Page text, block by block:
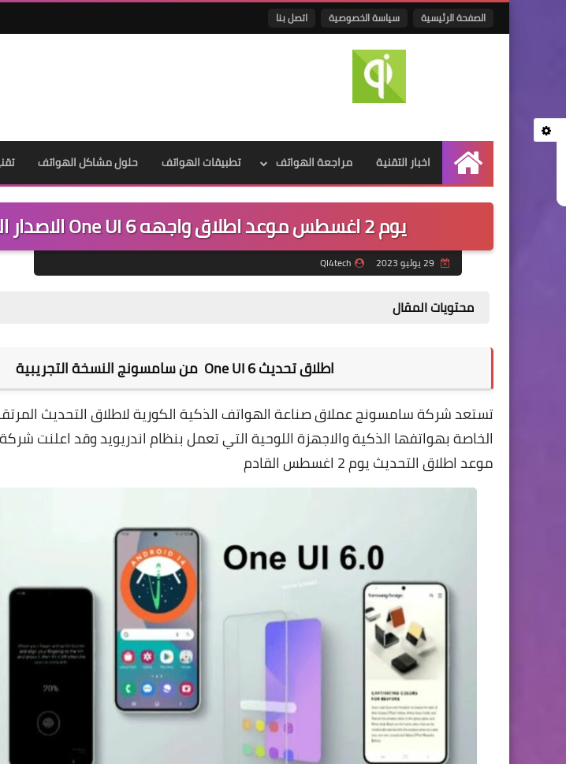
الصفحة الرئيسية سياسة الخصوصية اتصل بنا
الرئيسية
اخبار التقنية مراجعة الهواتف تطبيقات الهواتف حلول مشاكل الهواتف
يوم 2 اغسطس موعد اطلاق واجهه One UI 6 الاصدار التجريبي
QI4tech
محتويات المقال
اطلاق تحديث One UI 6 من سامسونج النسخة التجريبية
تستعد شركة سامسونج عملاق صناعة الهواتف الذكية الكورية لاطلاق التحديث
الخاصة بهواتفها الذكية والاجهزة اللوحية التي تعمل بنظام اندريويد وقد اعلنت
موعد اطلاق التحديث يوم 2 اغسطس القادم